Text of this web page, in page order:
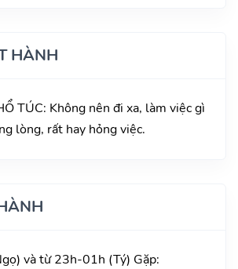
HÀNH
TÚC: Không nên đi xa, làm việc gì
lòng, rất hay hỏng việc.
và từ 23h-01h (Tý) Gặp: